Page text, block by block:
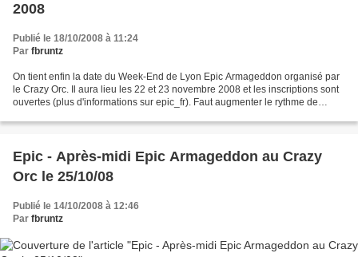
2008
Publié le 18/10/2008 à 11:24
Par fbruntz
On tient enfin la date du Week-End de Lyon Epic Armageddon organisé par
le Crazy Orc. Il aura lieu les 22 et 23 novembre 2008 et les inscriptions sont
ouvertes (plus d'informations sur epic_fr). Faut augmenter le rythme de
Epic - Après-midi Epic Armageddon au Crazy
Orc le 25/10/08
Publié le 14/10/2008 à 12:46
Par fbruntz